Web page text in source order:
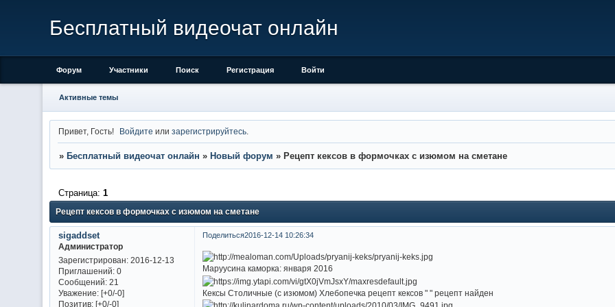
Бесплатный видеочат онлайн
Форум Участники Поиск Регистрация Войти
Активные темы
Привет, Гость! Войдите илизарегистрируйтесь
» Бесплатный видеочат онлайн » Новый форум » Рецепт кексов в формочках с изюмом на сметане
Рецепт кексов в формочках с изюмом на сметане
Страница: 1
Поделиться2016-12-14 10:26:34
sigaddset
Администратор
Зарегистрирован: 2016-12-13
Приглашений:0
Сообщений:21
Уважение: [+0/-0]
Позитив: [+0/-0]
Маруусина каморка: января 2016
Кексы Столичные (с изюмом) Хлебопечка рецепт кексов " " рецепт найден